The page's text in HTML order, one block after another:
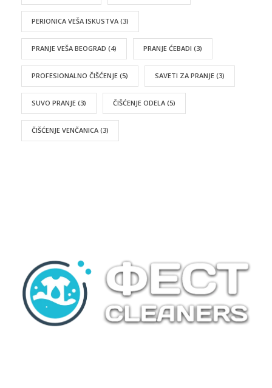
PERIONICA VEŠA ISKUSTVA (3)
PRANJE VEŠA BEOGRAD (4) PRANJE ĆEBADI (3)
PROFESIONALNO ČIŠĆENJE (5) SAVETI ZA PRANJE (3)
SUVO PRANJE (3) ČIŠĆENJE ODELA (5)
ČIŠĆENJE VENČANICA (3)